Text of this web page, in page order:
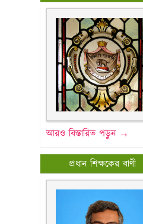
আরও বিস্তারিত পড়ুন →
প্রধান শিক্ষকের বাণী